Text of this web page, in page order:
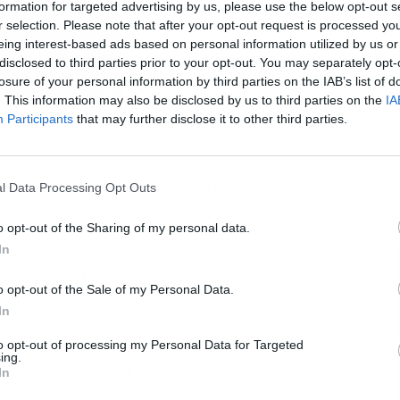
for targeted advertising by us, please use the below opt-out
selection. Please note that after your opt-out request is processed
interest-based ads based on personal information utilized by us
to third parties prior to your opt-out. You may separately
of your personal information by third parties on the IAB’s list of
This information may also be disclosed by us to third parties on the
Participants that may further disclose it to other third parties.
Data Processing Opt Outs
opt-out of the Sharing of my personal data.
opt-out of the Sale of my Personal Data.
opt-out of processing my Personal Data for Targeted
faldas satinadas preciosas, pero esta de
es que, gracias a su color y estilo, es una prenda
color plata y estampado pequeño que puedes
y a la vez delicado, pero más informal y es
según tu gusto. La ubicas en Mango bajo la
29,99 euros.